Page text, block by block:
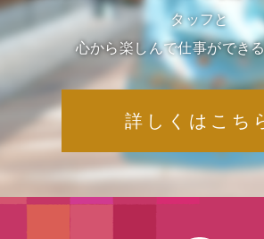
タッフと
心から楽しんで仕事ができ
詳しくはこち